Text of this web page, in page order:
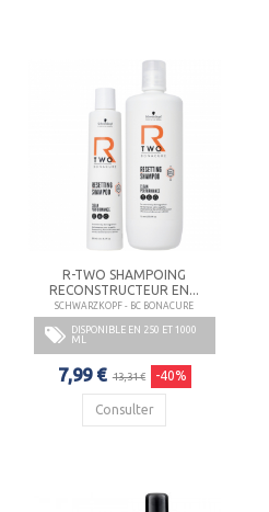
R-TWO SHAMPOING
RECONSTRUCTEUR EN...
SCHWARZKOPF - BC BONACURE
DISPONIBLE EN 250 ET 1000
ML
7,99 € 13,31 € -40%
Consulter